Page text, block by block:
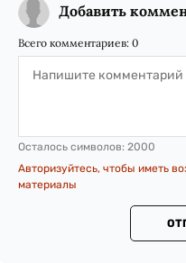
Добавить
Всего комментариев: 0
Осталось символов: 2000
Авторизуйтесь, чтобы иметь
материалы